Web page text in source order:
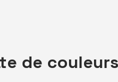
de couleurs